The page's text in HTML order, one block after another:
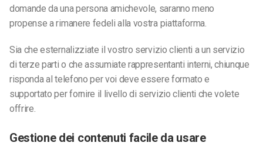
domande da una persona amichevole, saranno meno
propense a rimanere fedeli alla vostra piattaforma.
Sia che esternalizziate il vostro servizio clienti a un servizio
diterze parti o che assumiate rappresentanti interni, chiunque
risponda al telefono per voi deve essere formato e
supportato per fornire il livello di servizio clienti che volete
offrire.
Gestione dei contenuti facile da usare